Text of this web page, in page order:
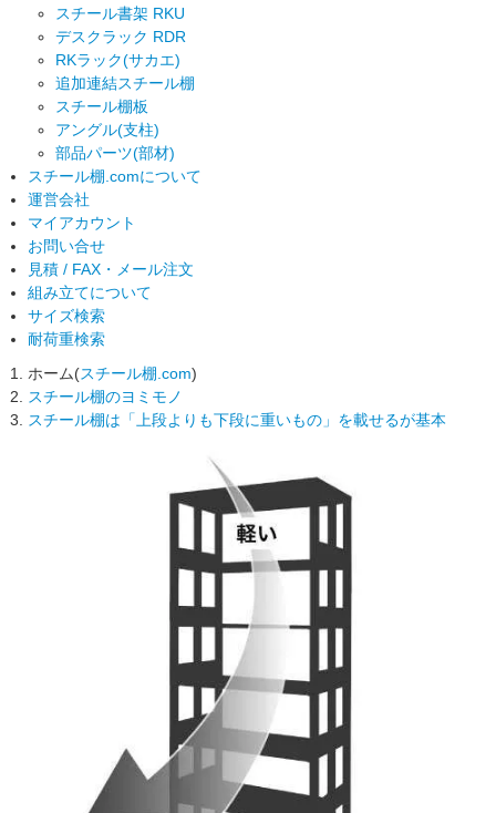
スチール書架 RKU
デスクラック RDR
RKラック(サカエ)
追加連結スチール棚
スチール棚板
アングル(支柱)
部品パーツ(部材)
スチール棚.comについて
運営会社
マイアカウント
お問い合せ
見積 / FAX・メール注文
組み立てについて
サイズ検索
耐荷重検索
ホーム(スチール棚.com)
スチール棚のヨミモノ
スチール棚は「上段よりも下段に重いもの」を載せるが基本